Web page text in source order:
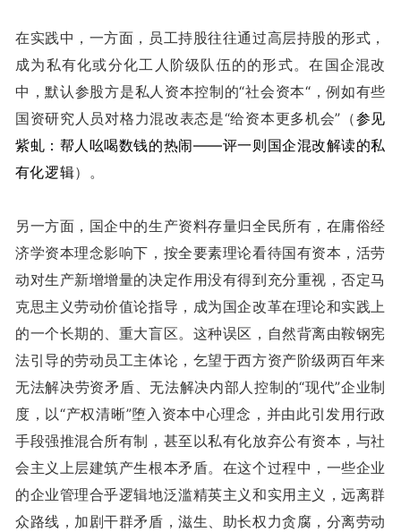
在实践中，一方面，员工持股往往通过高层持股的形式，
成为私有化或分化工人阶级队伍的的形式。在国企混改
中，默认参股方是私人资本控制的“社会资本“，例如有些
国资研究人员对格力混改表态是“给资本更多机会”（参见
紫虬：帮人吆喝数钱的热闹——评一则国企混改解读的私
有化逻辑）。
另一方面，国企中的生产资料存量归全民所有，在庸俗经
济学资本理念影响下，按全要素理论看待国有资本，活劳
动对生产新增增量的决定作用没有得到充分重视，否定马
克思主义劳动价值论指导，成为国企改革在理论和实践上
的一个长期的、重大盲区。这种误区，自然背离由鞍钢宪
法引导的劳动员工主体论，乞望于西方资产阶级两百年来
无法解决劳资矛盾、无法解决内部人控制的“现代”企业制
度，以“产权清晰”堕入资本中心理念，并由此引发用行政
手段强推混合所有制，甚至以私有化放弃公有资本，与社
会主义上层建筑产生根本矛盾。在这个过程中，一些企业
的企业管理合乎逻辑地泛滥精英主义和实用主义，远离群
众路线，加剧干群矛盾，滋生、助长权力贪腐，分离劳动